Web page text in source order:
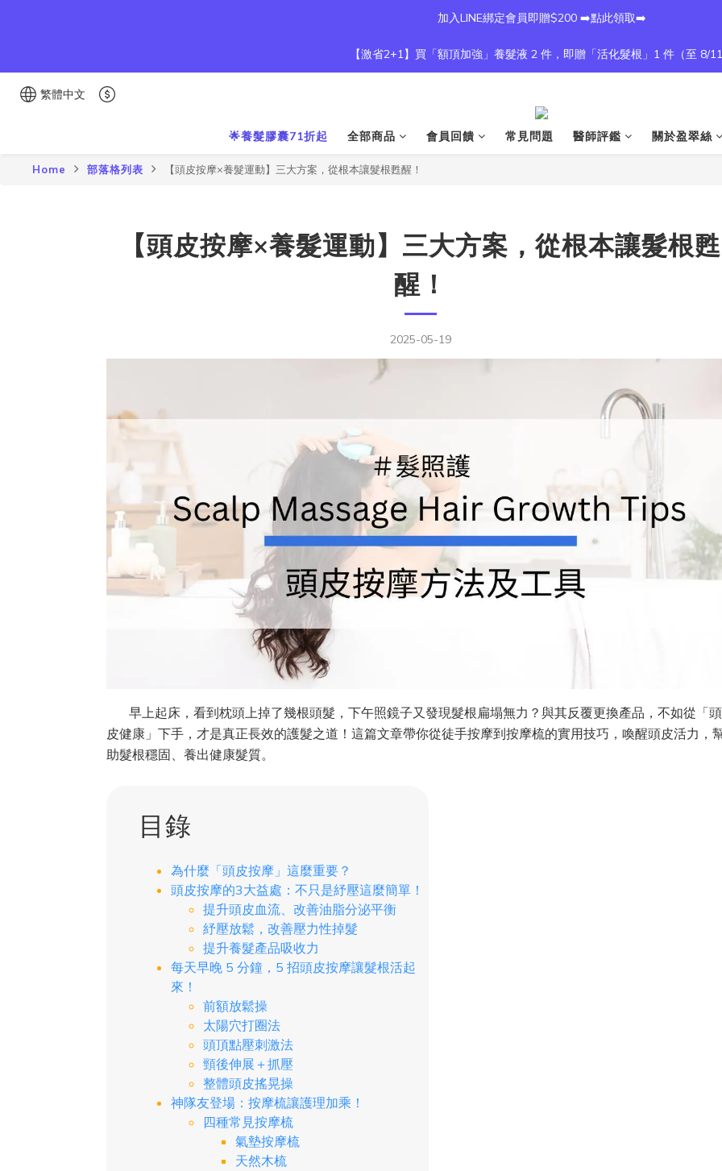
加入LINE綁定會員即贈$200 ➡️點此領取➡️
【激省2+1】買「額頂加強」養髮液 2 件，即贈「活化髮根」1 件（至 8/11
繁體中文
🌟養髮膠囊71折起 全部商品 會員回饋 常見問題 醫師評鑑 關於盈翠絲
Home 部落格列表 【頭皮按摩×養髮運動】三大方案，從根本讓髮根甦醒！
【頭皮按摩×養髮運動】三大方案，從根本讓髮根甦
醒！
2025-05-19
早上起床，看到枕頭上掉了幾根頭髮，下午照鏡子又發現髮根扁塌無力？與其反覆更換產品，不如從「頭
皮健康」下手，才是真正長效的護髮之道！這篇文章帶你從徒手按摩到按摩梳的實用技巧，喚醒頭皮活力，
助髮根穩固、養出健康髮質。
目錄
為什麼「頭皮按摩」這麼重要？
頭皮按摩的3大益處：不只是紓壓這麼簡單！
提升頭皮血流、改善油脂分泌平衡
紓壓放鬆，改善壓力性掉髮
提升養髮產品吸收力
每天早晚 5 分鐘，5 招頭皮按摩讓髮根活起
來！
前額放鬆操
太陽穴打圈法
頭頂點壓刺激法
頸後伸展＋抓壓
整體頭皮搖晃操
神隊友登場：按摩梳讓護理加乘！
四種常見按摩梳
氣墊按摩梳
天然木梳